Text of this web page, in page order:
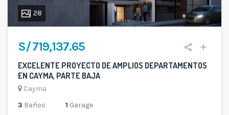
28
S/ 719,137.65
EXCELENTE PROYECTO DE AMPLIOS DEPARTAMENTOS
EN CAYMA, PARTE BAJA
Cayma
3 Baños 1 Garage